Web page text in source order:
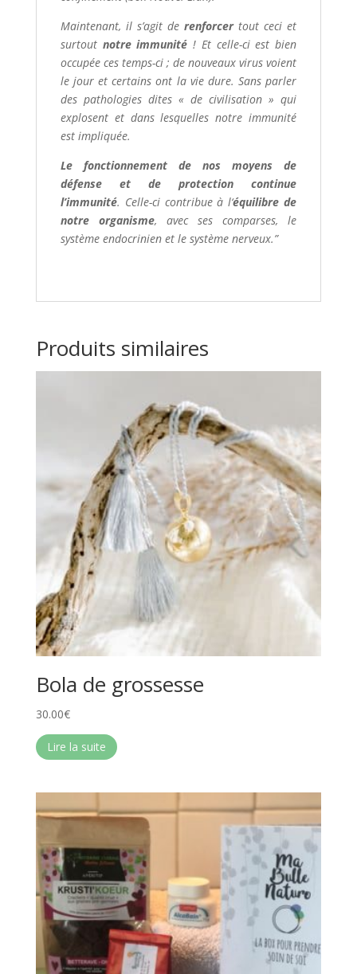
Maintenant, il s’agit derenforcertout ceci et
surtout notre immunité ! Et celle-ci est bien
occupée ces temps-ci ; de nouveaux virus voient
le jour et certains ont la vie dure. Sans parler
des pathologies dites « de civilisation » qui
explosent et dans lesquelles notre immunité
est impliquée.
Le fonctionnement de nos moyens de
défense et de protection continue
l’immunité. Celle-ci contribue à l‘équilibre de
notre organisme, avec ses comparses, le
système endocrinien et le système nerveux.”
Produits similaires
Bola de grossesse
30.00€
Lire la suite